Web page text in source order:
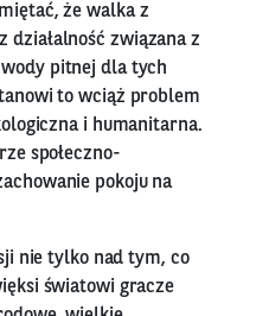
że walka z
działalność związana z
pitnej dla tych
to wciąż problem
i humanitarna.
społeczno-
pokoju na
nie tylko nad tym, co
światowi gracze